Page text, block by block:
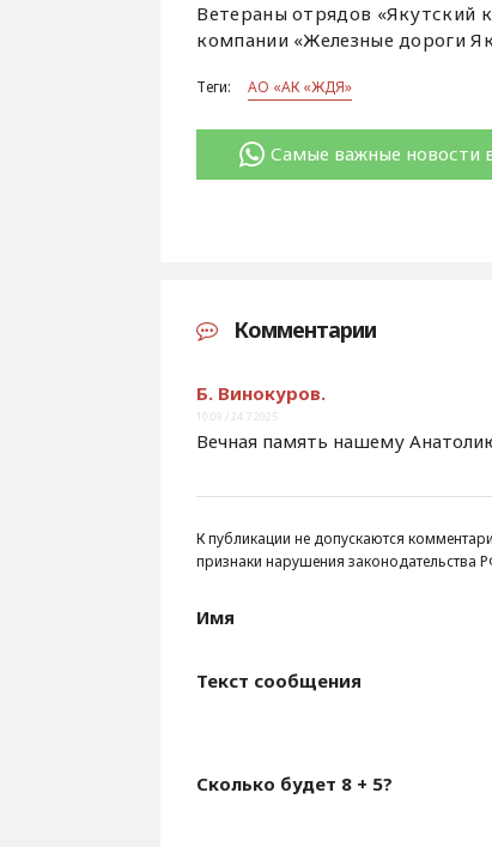
Ветераны отрядов «Якутский
компании «Железные дороги
Теги: АО «АК «ЖДЯ»
Самые важные новости
Комментарии
Б. Винокуров.
10:09 / 24.7.2025
Вечная память нашему
К публикации не допускаются
признаки нарушения законодательства
Имя
Текст сообщения
Сколько будет 8 + 5?